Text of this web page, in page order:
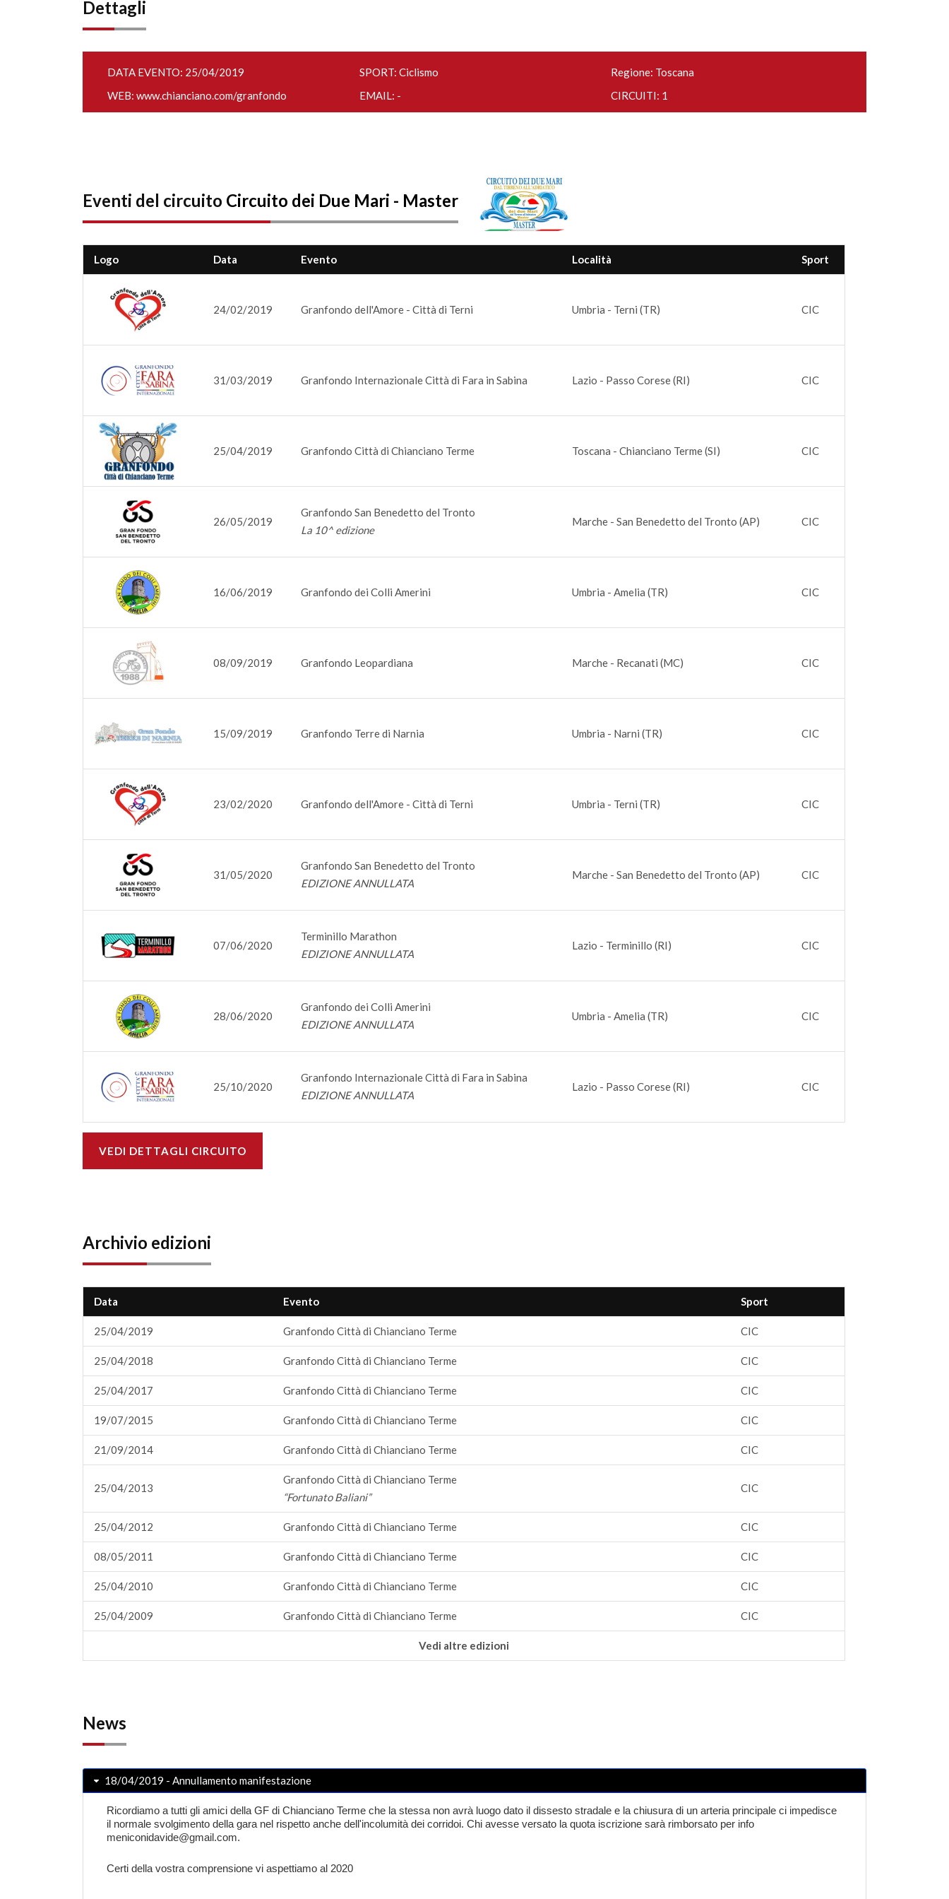
Dettagli
DATA EVENTO: 25/04/2019 SPORT: Ciclismo
Regione: Toscana
WEB: www.chianciano.com/granfondo EMAIL: - CIRCUITI: 1
Eventi del circuito Circuito dei Due Mari - Master
Logo Data Evento Località Sport
24/02/2019 Granfondo dell'Amore - Città di Terni Umbria - Terni (TR) CIC
31/03/2019 Granfondo Internazionale Città di Fara in Sabina Lazio - Passo Corese (RI) CIC
25/04/2019 Granfondo Città di Chianciano Terme Toscana - Chianciano Terme (SI) CIC
26/05/2019
Granfondo San Benedetto del Tronto
La 10^ edizione
Marche - San Benedetto del Tronto (AP) CIC
16/06/2019 Granfondo dei Colli Amerini Umbria - Amelia (TR) CIC
08/09/2019 Granfondo Leopardiana Marche - Recanati (MC) CIC
15/09/2019 Granfondo Terre di Narnia Umbria - Narni (TR) CIC
23/02/2020 Granfondo dell'Amore - Città di Terni Umbria - Terni (TR) CIC
31/05/2020
Granfondo San Benedetto del Tronto
EDIZIONE ANNULLATA
Marche - San Benedetto del Tronto (AP) CIC
07/06/2020
Terminillo Marathon
EDIZIONE ANNULLATA
Lazio - Terminillo (RI) CIC
28/06/2020
Granfondo dei Colli Amerini
EDIZIONE ANNULLATA
Umbria - Amelia (TR) CIC
25/10/2020
Granfondo Internazionale Città di Fara in Sabina
EDIZIONE ANNULLATA
Lazio - Passo Corese (RI) CIC
VEDI DETTAGLI CIRCUITO
Archivio edizioni
Data Evento Sport
25/04/2019 Granfondo Città di Chianciano Terme CIC
25/04/2018 Granfondo Città di Chianciano Terme CIC
25/04/2017 Granfondo Città di Chianciano Terme CIC
19/07/2015 Granfondo Città di Chianciano Terme CIC
21/09/2014 Granfondo Città di Chianciano Terme CIC
25/04/2013
Granfondo Città di Chianciano Terme
“Fortunato Baliani”
CIC
25/04/2012 Granfondo Città di Chianciano Terme CIC
08/05/2011 Granfondo Città di Chianciano Terme CIC
25/04/2010 Granfondo Città di Chianciano Terme CIC
25/04/2009 Granfondo Città di Chianciano Terme CIC
Vedi altre edizioni
News
18/04/2019 - Annullamento manifestazione
Ricordiamo a tutti gli amici della GF di Chianciano Terme che la stessa non avrà luogo dato il dissesto stradale e la chiusura di un arteria principale ci impedisce
il normale svolgimento della gara nel rispetto anche dell'incolumità dei corridoi. Chi avesse versato la quota iscrizione sarà rimborsato per info
meniconidavide@gmail.com.
Certi della vostra comprensione vi aspettiamo al 2020